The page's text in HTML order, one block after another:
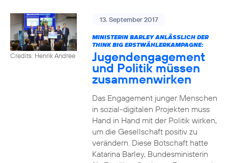
Credits: Henrik Andree
13. September 2017
MINISTERIN BARLEY ANLÄSSLICH DER
THINK BIG ERSTWÄHLERKAMPAGNE:
Jugendengagement
und Politik müssen
zusammenwirken
Das Engagement junger Menschen
in sozial-digitalen Projekten muss
Hand in Hand mit der Politik wirken,
um die Gesellschaft positiv zu
verändern. Diese Botschaft hatte
Katarina Barley, Bundesministerin